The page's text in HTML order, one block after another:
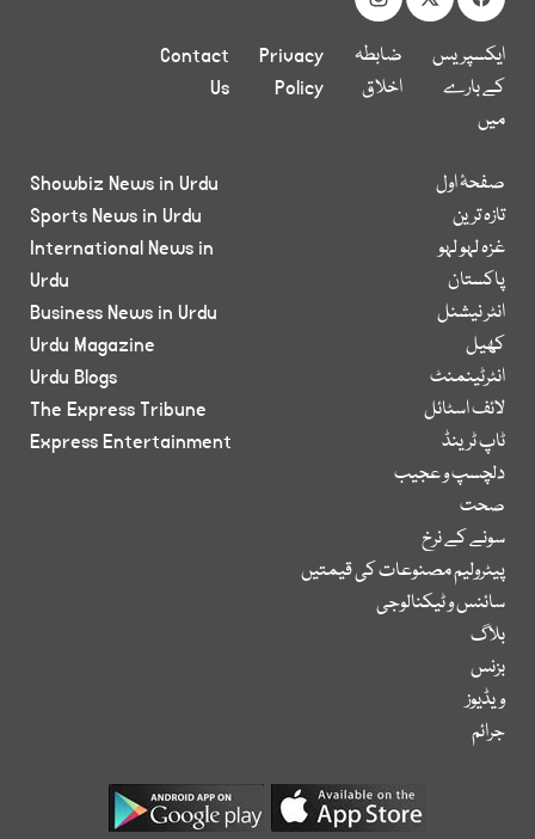
ایکسپریس
کے بارے
میں
ضابطہ
اخلاق
Privacy
Policy
Contact
Us
صفحۂ اول
تازہ ترین
غزہ لہو لہو
پاکستان
انٹر نیشنل
کھیل
انٹرٹینمنٹ
لائف اسٹائل
ٹاپ ٹرینڈ
دلچسپ و عجیب
صحت
سونے کے نرخ
پیٹرولیم مصنوعات کی قیمتیں
سائنس و ٹیکنالوجی
بلاگ
بزنس
ویڈیوز
جرائم
Showbiz News in Urdu
Sports News in Urdu
International News in
Urdu
Business News in Urdu
Urdu Magazine
Urdu Blogs
The Express Tribune
Express Entertainment